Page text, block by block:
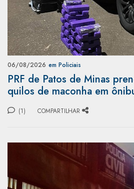
06/08/2026 em Policiais
PRF de Patos de Minas
quilos de maconha em
(1) COMPARTILHAR